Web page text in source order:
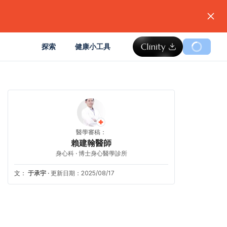
探索 健康小工具
醫學審稿：
賴建翰醫師
身心科 · 博士身心醫學診所
文： 于承宇 · 更新日期：2025/08/17